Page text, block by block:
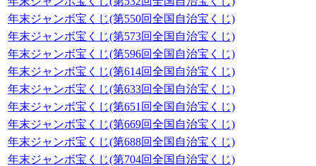
年末ジャンボ宝くじ(第550回全国自治宝くじ)
年末ジャンボ宝くじ(第573回全国自治宝くじ)
年末ジャンボ宝くじ(第596回全国自治宝くじ)
年末ジャンボ宝くじ(第614回全国自治宝くじ)
年末ジャンボ宝くじ(第633回全国自治宝くじ)
年末ジャンボ宝くじ(第651回全国自治宝くじ)
年末ジャンボ宝くじ(第669回全国自治宝くじ)
年末ジャンボ宝くじ(第688回全国自治宝くじ)
年末ジャンボ宝くじ(第704回全国自治宝くじ)